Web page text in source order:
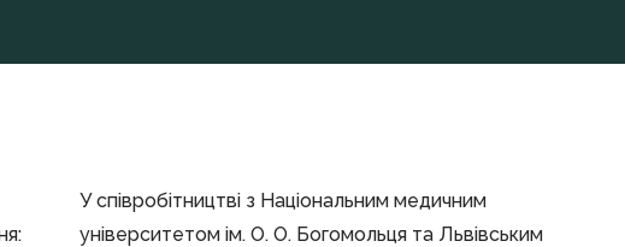
У співробітництві з Національним медичним
університетом ім. О. О. Богомольця та Львівським